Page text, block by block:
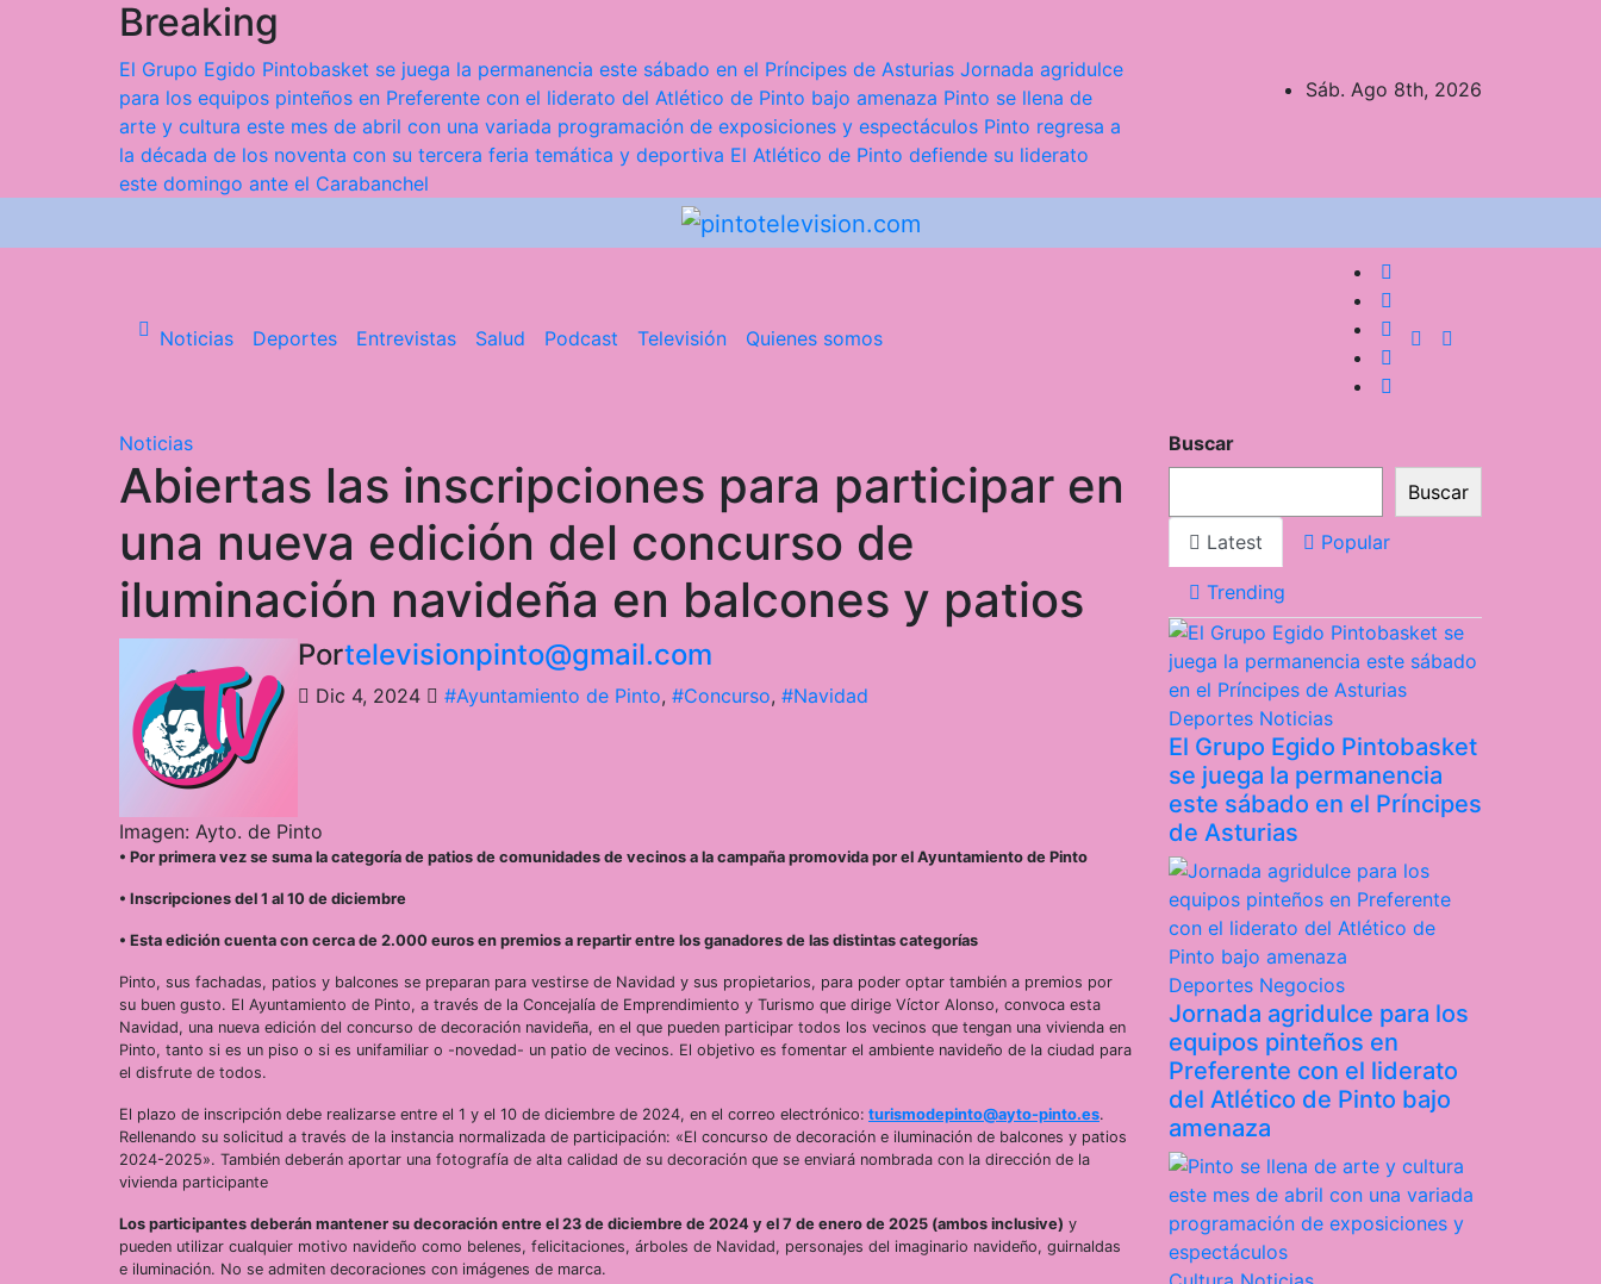
Breaking
El Grupo Egido Pintobasket se juega la permanencia este sábado en el Príncipes de Asturias Jornada agridulce
para los equipos pinteños en Preferente con el liderato del Atlético de Pinto bajo amenaza Pinto se llena de
arte y cultura este mes de abril con una variada programación de exposiciones y espectáculos Pinto regresa a
la década de los noventa con su tercera feria temática y deportiva El Atlético de Pinto defiende su liderato
este domingo ante el Carabanchel
Sáb. Ago 8th, 2026
Noticias Deportes Entrevistas Salud Podcast Televisión Quienes somos
Noticias
Abiertas las inscripciones para participar en
una nueva edición del concurso de
iluminación navideña en balcones y patios
Portelevisionpinto@gmail.com
Dic 4, 2024 #Ayuntamiento de Pinto, #Concurso, #Navidad
Imagen: Ayto. de Pinto
• Por primera vez se suma la categoría de patios de comunidades de vecinos a la campaña promovida por el Ayuntamiento de Pinto
• Inscripciones del 1 al 10 de diciembre
• Esta edición cuenta con cerca de 2.000 euros en premios a repartir entre los ganadores de las distintas categorías
Pinto, sus fachadas, patios y balcones se preparan para vestirse de Navidad y sus propietarios, para poder optar también a premios por
su buen gusto. El Ayuntamiento de Pinto, a través de la Concejalía de Emprendimiento y Turismo que dirige Víctor Alonso, convoca esta
Navidad, una nueva edición del concurso de decoración navideña, en el que pueden participar todos los vecinos que tengan una vivienda en
Pinto, tanto si es un piso o si es unifamiliar o -novedad- un patio de vecinos. El objetivo es fomentar el ambiente navideño de la ciudad para
el disfrute de todos.
El plazo de inscripción debe realizarse entre el 1 y el 10 de diciembre de 2024, en el correo electrónico: turismodepinto@ayto-pinto.es.
Rellenando su solicitud a través de la instancia normalizada de participación: «El concurso de decoración e iluminación de balcones y patios
2024-2025». También deberán aportar una fotografía de alta calidad de su decoración que se enviará nombrada con la dirección de la
vivienda participante
Los participantes deberán mantener su decoración entre el 23 de diciembre de 2024 y el 7 de enero de 2025 (ambos inclusive) y
pueden utilizar cualquier motivo navideño como belenes, felicitaciones, árboles de Navidad, personajes del imaginario navideño, guirnaldas
e iluminación. No se admiten decoraciones con imágenes de marca.
Buscar
Buscar
Latest Popular
Trending
Deportes Noticias
El Grupo Egido Pintobasket
se juega la permanencia
este sábado en el Príncipes
de Asturias
Deportes Negocios
Jornada agridulce para los
equipos pinteños en
Preferente con el liderato
del Atlético de Pinto bajo
amenaza